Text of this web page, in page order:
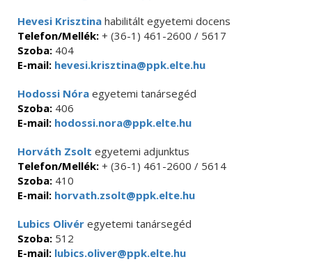
Hevesi Krisztina habilitált egyetemi docens
Telefon/Mellék: + (36-1) 461-2600 / 5617
Szoba: 404
E-mail: hevesi.krisztina@ppk.elte.hu
Hodossi Nóra egyetemi tanársegéd
Szoba: 406
E-mail: hodossi.nora@ppk.elte.hu
Horváth Zsolt egyetemi adjunktus
Telefon/Mellék: + (36-1) 461-2600 / 5614
Szoba: 410
E-mail: horvath.zsolt@ppk.elte.hu
Lubics Olivér egyetemi tanársegéd
Szoba: 512
E-mail: lubics.oliver@ppk.elte.hu